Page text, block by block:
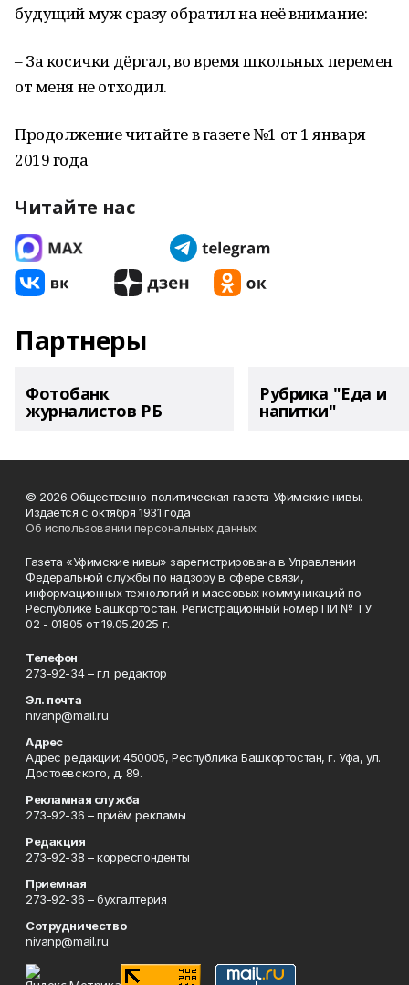
будущий муж сразу обратил на неё внимание:
– За косички дёргал, во время школьных перемен
от меня не отходил.
Продолжение читайте в газете №1 от 1 января
2019 года
Читайте нас
Партнеры
Фотобанк
журналистов РБ
Рубрика "Еда и
напитки"
© 2026 Общественно-политическая газета Уфимские нивы.
Издаётся с октября 1931 года
Об использовании персональных данных
Газета «Уфимские нивы» зарегистрирована в Управлении
Федеральной службы по надзору в сфере связи,
информационных технологий и массовых коммуникаций по
Республике Башкортостан. Регистрационный номер ПИ № ТУ
02 - 01805 от 19.05.2025 г.
Телефон
273-92-34 – гл. редактор
Эл. почта
nivanp@mail.ru
Адрес
Адрес редакции: 450005, Республика Башкортостан, г. Уфа, ул.
Достоевского, д. 89.
Рекламная служба
273-92-36 – приём рекламы
Редакция
273-92-38 – корреспонденты
Приемная
273-92-36 – бухгалтерия
Сотрудничество
nivanp@mail.ru